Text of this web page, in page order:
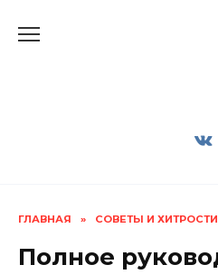
ГЛАВНАЯ » СОВЕТЫ И ХИТРОСТИ
Полное